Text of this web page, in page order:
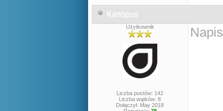
Kanopus
Użytkownik
Liczba postów: 142
Liczba wątków: 8
Dołączył: May 2018